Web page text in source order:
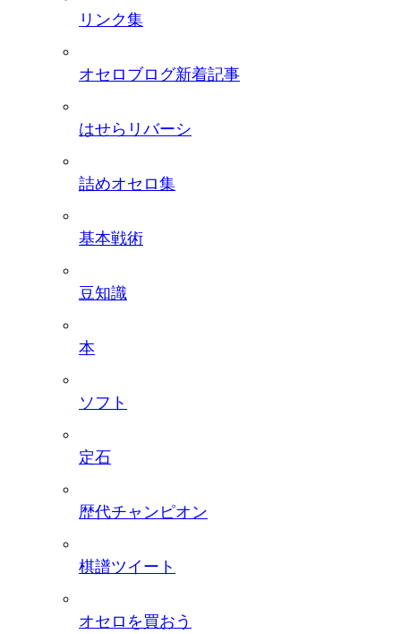
リンク集
オセロブログ新着記事
はせらリバーシ
詰めオセロ集
基本戦術
豆知識
本
ソフト
定石
歴代チャンピオン
棋譜ツイート
オセロを買おう